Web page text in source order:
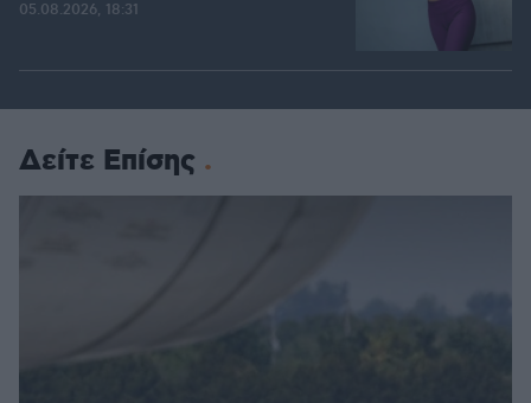
05.08.2026, 18:31
Δείτε Επίσης